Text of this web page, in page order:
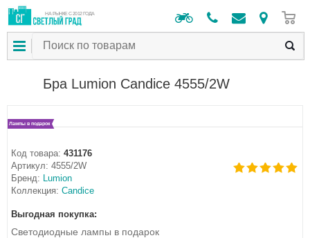
НА РЫНКЕ С 2012 ГОДА
Бра Lumion Candice 4555/2W
Лампы в подарок
Код товара: 431176
Артикул: 4555/2W
Бренд: Lumion
Коллекция: Candice
Выгодная покупка:
Светодиодные лампы в подарок